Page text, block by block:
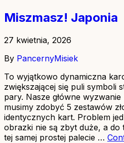
Miszmasz! Japonia
27 kwietnia, 2026
By PancernyMisiek
To wyjątkowo dynamiczna
zwiększającej się puli symboli
pary. Nasze główne
musimy zdobyć 5 zestawów
identycznych kart. Problem
obrazki nie są zbyt duże, a do
tej samej prostej palecie …